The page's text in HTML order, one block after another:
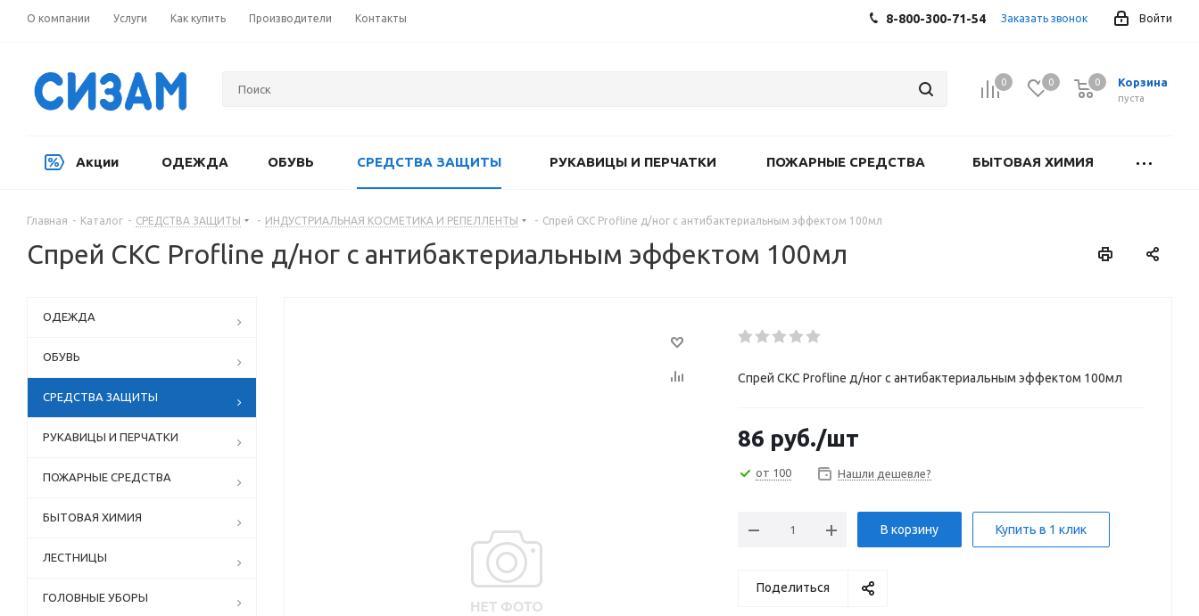
О компании Услуги Как купить Производители Контакты Войти
8-800-300-71-54 Заказать звонок
0 0 Корзина
0
пуста
0
Акции ОДЕЖДА ОБУВЬ СРЕДСТВА ЗАЩИТЫ РУКАВИЦЫ И ПЕРЧАТКИ ПОЖАРНЫЕ СРЕДСТВА БЫТОВАЯ ХИМИЯ
Главная - Каталог - СРЕДСТВА ЗАЩИТЫ - ИНДУСТРИАЛЬНАЯ КОСМЕТИКА И РЕПЕЛЛЕНТЫ - Спрей СКС Profline д/ног с антибактериальным эффектом 100мл
Спрей СКС Profline д/ног с антибактериальным эффектом 100мл
Спрей СКС Profline д/ног с антибактериальным эффектом 100мл
86 руб./шт
от 100 Нашли дешевле?
В корзину Купить в 1 клик
Поделиться
ОДЕЖДА
ОБУВЬ
СРЕДСТВА ЗАЩИТЫ
РУКАВИЦЫ И ПЕРЧАТКИ
ПОЖАРНЫЕ СРЕДСТВА
БЫТОВАЯ ХИМИЯ
ЛЕСТНИЦЫ
ГОЛОВНЫЕ УБОРЫ